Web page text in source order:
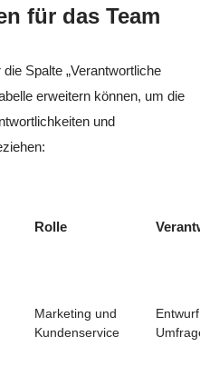
für das Team
Spalte „Verantwortliche
erweitern können, um die
und
Rolle
Marketing und
Kundenservice